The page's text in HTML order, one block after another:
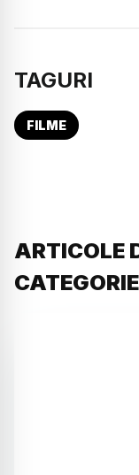
TAGURI
FILME
ARTICOLE
CATEGORIE